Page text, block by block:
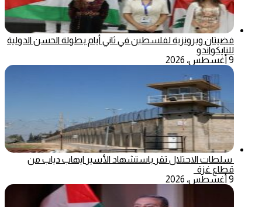
فضيتان وبرونزية لفلسطين في ثاني أيام بطولة الحسن الدولية
للتايكواندو
9 أغسطس، 2026
سلطات الاحتلال تقر باستشهاد الأسير ايهاب دياب من
قطاع غزة
9 أغسطس، 2026